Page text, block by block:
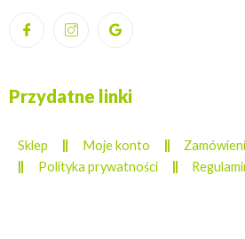
Przydatne linki
Sklep Moje konto
Polityka prywatności